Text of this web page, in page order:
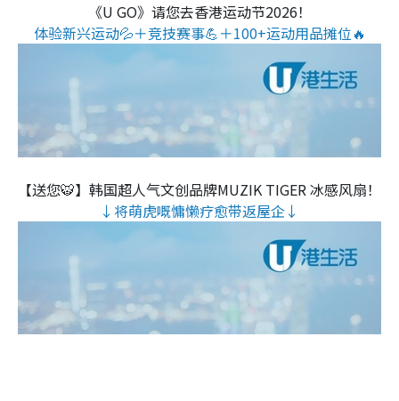
《U GO》请您去香港运动节2026！
体验新兴运动💦＋竞技赛事💪＋100+运动用品摊位🔥
【送您🐯】韩国超人气文创品牌MUZIK TIGER 冰感风扇！
↓将萌虎嘅慵懒疗愈带返屋企↓